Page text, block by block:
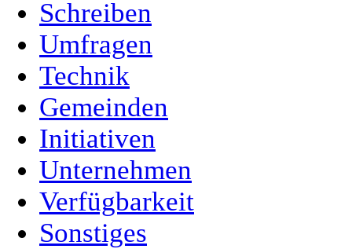
Schreiben
Umfragen
Technik
Gemeinden
Initiativen
Unternehmen
Verfügbarkeit
Sonstiges